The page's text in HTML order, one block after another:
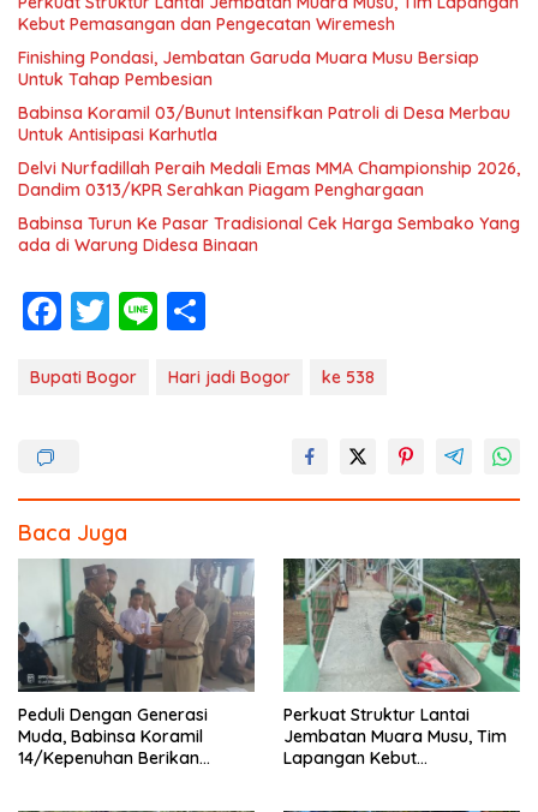
Kebut Pemasangan dan Pengecatan Wiremesh
Finishing Pondasi, Jembatan Garuda Muara Musu Bersiap
Untuk Tahap Pembesian
Babinsa Koramil 03/Bunut Intensifkan Patroli di Desa Merbau
Untuk Antisipasi Karhutla
Delvi Nurfadillah Peraih Medali Emas MMA Championship 2026,
Dandim 0313/KPR Serahkan Piagam Penghargaan
Babinsa Turun Ke Pasar Tradisional Cek Harga Sembako Yang
ada di Warung Didesa Binaan
F
e
o
k
T
itt
Li
e ar
Bupati Bogor Hari jadi Bogor ke 538
Baca Juga
Peduli Dengan Generasi
Muda, Babinsa Koramil
14/Kepenuhan Berikan
Perkuat Struktur Lantai
Jembatan Muara Musu, Tim
Lapangan Kebut